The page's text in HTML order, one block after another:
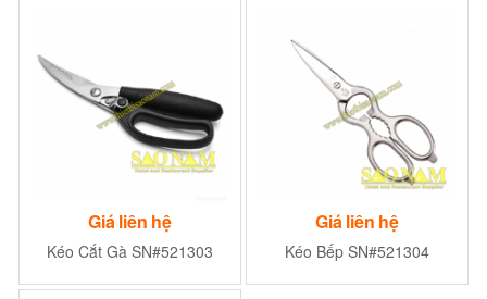
Giá liên hệ
Kéo Cắt Gà SN#521303
Giá liên hệ
Kéo Bếp SN#521304